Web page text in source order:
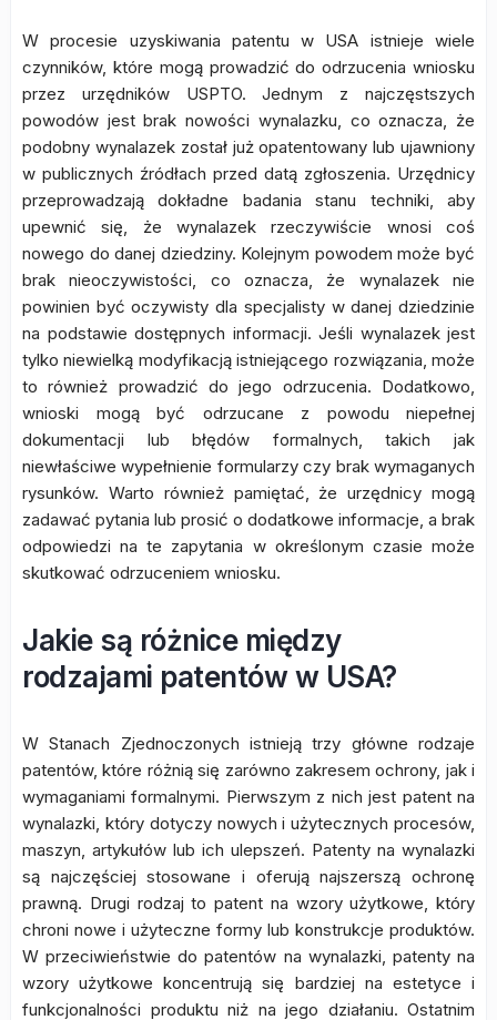
W procesie uzyskiwania patentu w USA istnieje wiele
czynników, które mogą prowadzić do odrzucenia wniosku
przez urzędników USPTO. Jednym z najczęstszych
powodów jest brak nowości wynalazku, co oznacza, że
podobny wynalazek został już opatentowany lub ujawniony
w publicznych źródłach przed datą zgłoszenia. Urzędnicy
przeprowadzają dokładne badania stanu techniki, aby
upewnić się, że wynalazek rzeczywiście wnosi coś
nowego do danej dziedziny. Kolejnym powodem może być
brak nieoczywistości, co oznacza, że wynalazek nie
powinien być oczywisty dla specjalisty w danej dziedzinie
na podstawie dostępnych informacji. Jeśli wynalazek jest
tylko niewielką modyfikacją istniejącego rozwiązania, może
to również prowadzić do jego odrzucenia. Dodatkowo,
wnioski mogą być odrzucane z powodu niepełnej
dokumentacji lub błędów formalnych, takich jak
niewłaściwe wypełnienie formularzy czy brak wymaganych
rysunków. Warto również pamiętać, że urzędnicy mogą
zadawać pytania lub prosić o dodatkowe informacje, a brak
odpowiedzi na te zapytania w określonym czasie może
skutkować odrzuceniem wniosku.
Jakie są różnice między
rodzajami patentów w USA?
W Stanach Zjednoczonych istnieją trzy główne rodzaje
patentów, które różnią się zarówno zakresem ochrony, jak i
wymaganiami formalnymi. Pierwszym z nich jest patent na
wynalazki, który dotyczy nowych i użytecznych procesów,
maszyn, artykułów lub ich ulepszeń. Patenty na wynalazki
są najczęściej stosowane i oferują najszerszą ochronę
prawną. Drugi rodzaj to patent na wzory użytkowe, który
chroni nowe i użyteczne formy lub konstrukcje produktów.
W przeciwieństwie do patentów na wynalazki, patenty na
wzory użytkowe koncentrują się bardziej na estetyce i
funkcjonalności produktu niż na jego działaniu. Ostatnim